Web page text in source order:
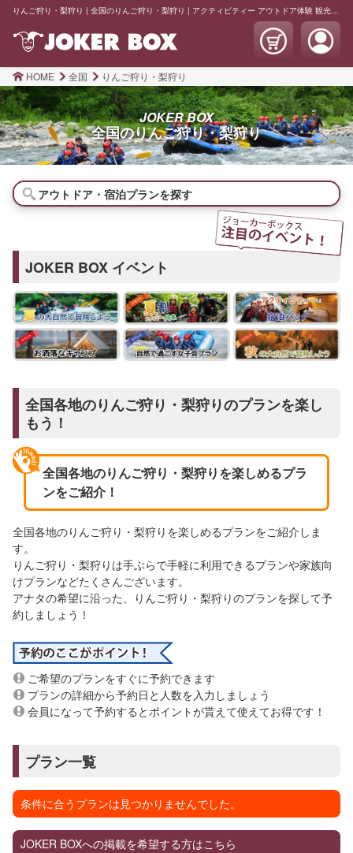
りんご狩り・梨狩り | 全国のりんご狩り・梨狩り | アクティビティー アウトドア体験 観光 宿泊 | JOKER BOX
HOME 全国 りんご狩り・梨狩り
JOKER BOX
全国のりんご狩り・梨狩り
アウトドア・宿泊プランを探す
JOKER BOX イベント
全国各地のりんご狩り・梨狩りのプランを楽し
もう！
全国各地のりんご狩り・梨狩りを楽しめるプラ
ンをご紹介！
全国各地のりんご狩り・梨狩りを楽しめるプランをご紹介しま
す。
りんご狩り・梨狩りは手ぶらで手軽に利用できるプランや家族向
けプランなどたくさんございます。
アナタの希望に沿った、りんご狩り・梨狩りのプランを探して予
約しましょう！
ご希望のプランをすぐに予約できます
プランの詳細から予約日と人数を入力しましょう
会員になって予約するとポイントが貰えて使えてお得です！
プラン一覧
条件に合うプランは見つかりませんでした。
JOKER BOXへの掲載を希望する方はこちら